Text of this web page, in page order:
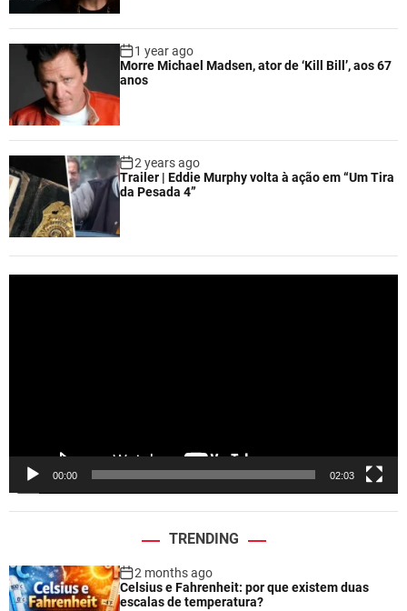
1 year ago
Morre Michael Madsen, ator de ‘Kill Bill’, aos 67
anos
2 years ago
Trailer | Eddie Murphy volta à ação em “Um Tira
da Pesada 4”
00:00 02:03
TRENDING
2 months ago
Celsius e Fahrenheit: por que existem duas
escalas de temperatura?